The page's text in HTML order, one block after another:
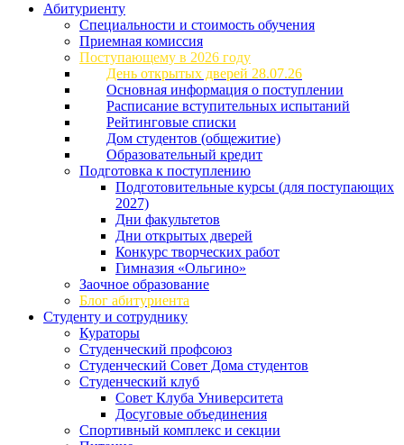
Абитуриенту
Специальности и стоимость обучения
Приемная комиссия
Поступающему в 2026 году
День открытых дверей 28.07.26
Основная информация о поступлении
Расписание вступительных испытаний
Рейтинговые списки
Дом студентов (общежитие)
Образовательный кредит
Подготовка к поступлению
Подготовительные курсы (для поступающих
2027)
Дни факультетов
Дни открытых дверей
Конкурс творческих работ
Гимназия «Ольгино»
Заочное образование
Блог абитуриента
Студенту и сотруднику
Кураторы
Студенческий профсоюз
Студенческий Совет Дома студентов
Студенческий клуб
Совет Клуба Университета
Досуговые объединения
Спортивный комплекс и секции